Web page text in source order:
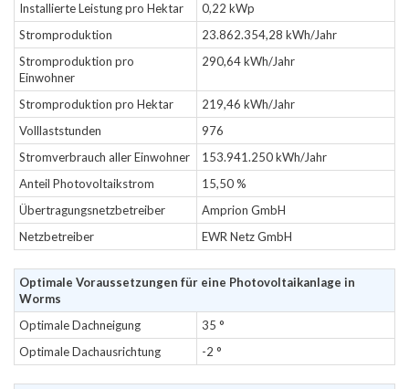
Installierte Leistung pro Hektar
0,22 kWp
Stromproduktion
23.862.354,28 kWh/Jahr
Stromproduktion pro
Einwohner
290,64 kWh/Jahr
Stromproduktion pro Hektar
219,46 kWh/Jahr
Volllaststunden
976
Stromverbrauch aller Einwohner
153.941.250 kWh/Jahr
Anteil Photovoltaikstrom
15,50 %
Übertragungsnetzbetreiber
Amprion GmbH
Netzbetreiber
EWR Netz GmbH
Optimale Voraussetzungen für eine Photovoltaikanlage in
Worms
Optimale Dachneigung
35 °
Optimale Dachausrichtung
-2 °